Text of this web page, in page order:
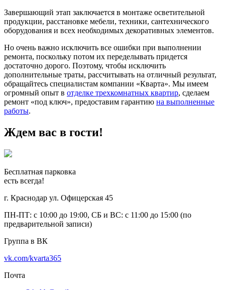
Завершающий этап заключается в монтаже осветительной
продукции, расстановке мебели, техники, сантехнического
оборудования и всех необходимых декоративных элементов.
Но очень важно исключить все ошибки при выполнении
ремонта, поскольку потом их переделывать придется
достаточно дорого. Поэтому, чтобы исключить
дополнительные траты, рассчитывать на отличный результат,
обращайтесь специалистам компании «Кварта». Мы имеем
огромный опыт в отделке трехкомнатных квартир, сделаем
ремонт «под ключ», предоставим гарантию на выполненные
работы.
Ждем вас в гости!
Бесплатная парковка
есть всегда!
г. Краснодар ул. Офицерская 45
ПН-ПТ: с 10:00 до 19:00, СБ и ВС: с 11:00 до 15:00 (по
предварительной записи)
Группа в ВК
vk.com/kvarta365
Почта